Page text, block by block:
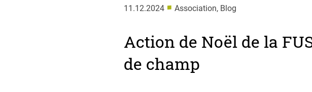
11.12.2024 ■ Association, Blog
Action de Noël de la
de champ